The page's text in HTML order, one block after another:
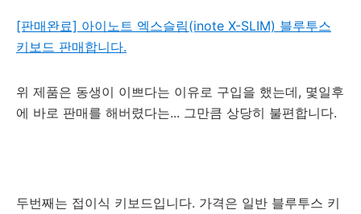
[판매완료] 아이노트 엑스슬림(inote X-SLIM) 블루투스
키보드 판매합니다.
위 제품은 동생이 이쁘다는 이유로 구입을 했는데, 몇일후
에 바로 판매를 해버렸다는... 그만큼 상당히 불편합니다.
두번째는 접이식 키보드입니다. 가격은 일반 블루투스 키